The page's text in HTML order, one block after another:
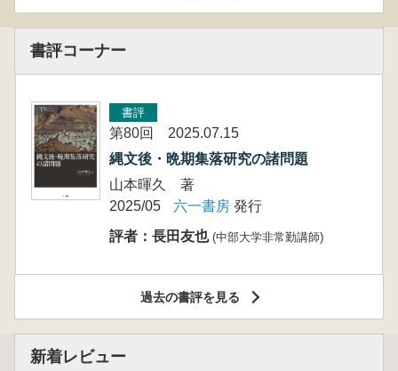
書評コーナー
書評
第80回 2025.07.15
縄文後・晩期集落研究の諸問題
山本暉久 著
2025/05
六一書房 発行
評者：長田友也 (中部大学非常勤講師)
過去の書評を見る
新着レビュー